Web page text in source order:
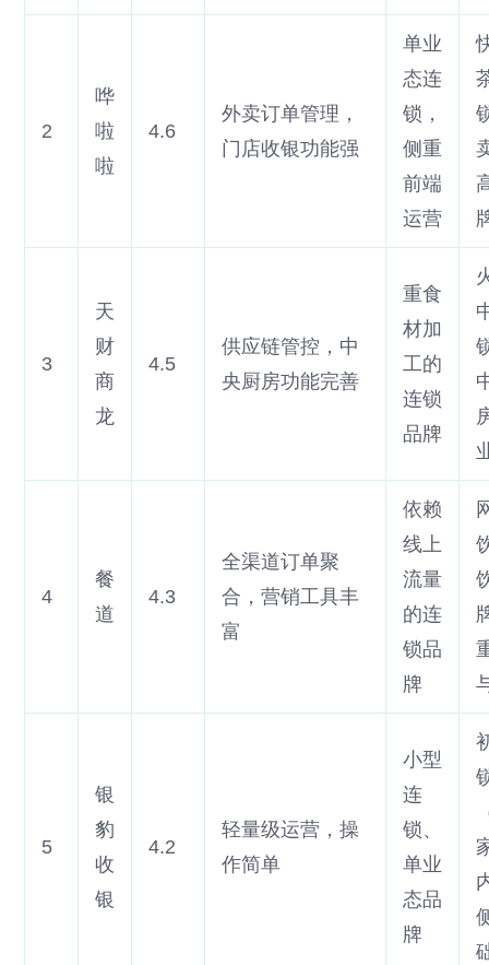
2
哗
啦
啦
4.6
外卖订单管理，
门店收银功能强
单业
态连
锁，
侧重
前端
运营
3
天
财
商
龙
4.5
供应链管控，中
央厨房功能完善
重食
材加
工的
连锁
品牌
4
餐
道
4.3
全渠道订单聚
合，营销工具丰
富
依赖
线上
流量
的连
锁品
牌
5
银
豹
收
银
4.2
轻量级运营，操
作简单
小型
连
锁、
单业
态品
牌